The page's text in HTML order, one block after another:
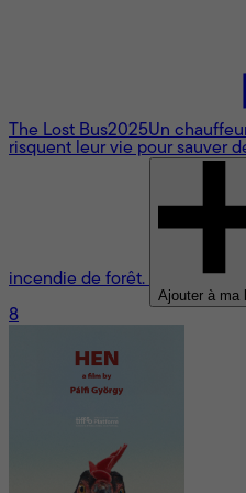
The Lost Bus2025Un
risquent leur vie pour sauver
incendie de forêt.
Ajouter à ma
8